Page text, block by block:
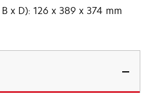
x D): 126 x 389 x 374 mm